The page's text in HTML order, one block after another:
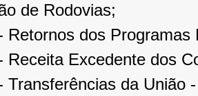
de Rodovias;
Retornos dos
Receita Excedente dos
Transferências da União